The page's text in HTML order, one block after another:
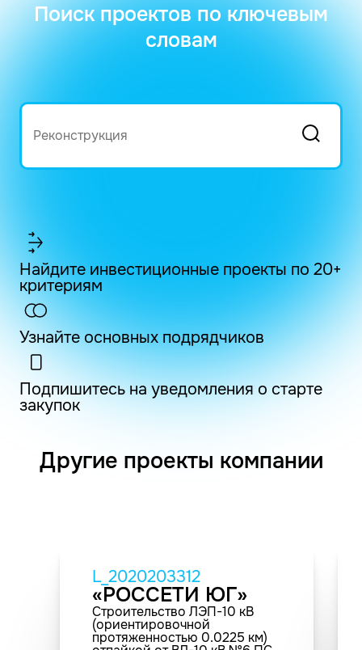
Поиск проектов по ключевым
словам
Найдите инвестиционные проекты по 20+
критериям
Узнайте основных подрядчиков
Подпишитесь на уведомления о старте
закупок
Другие проекты компании
L_2020203312
«РОССЕТИ ЮГ»
Строительство ЛЭП-10 кВ
(ориентировочной
протяженностью 0.0225 км)